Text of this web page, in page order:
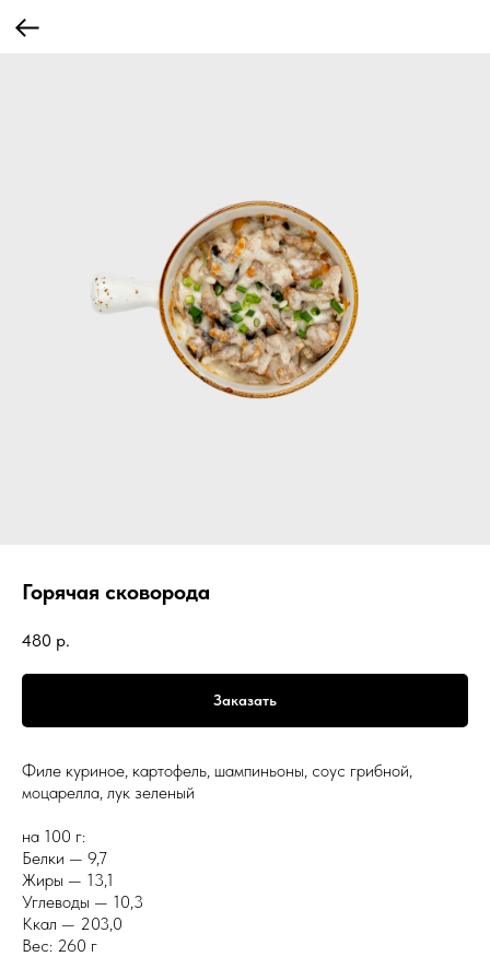
Горячая сковорода
480 р.
Заказать
Филе куриное, картофель, шампиньоны, соус грибной,
моцарелла, лук зеленый
на 100 г:
Белки — 9,7
Жиры — 13,1
Углеводы — 10,3
Ккал — 203,0
Вес: 260 г